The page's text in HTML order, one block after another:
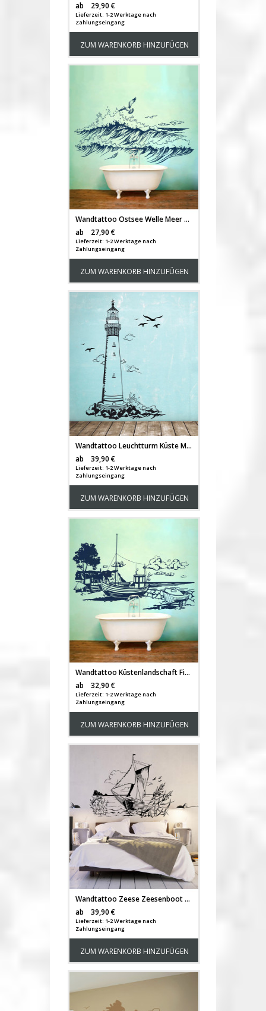
ab
29,90 €
Lieferzeit: 1-2 Werktage nach
Zahlungseingang
ZUM WARENKORB HINZUFÜGEN
Wandtattoo Ostsee Welle Meer Küste Möwe See M1913
ab
27,90 €
Lieferzeit: 1-2 Werktage nach
Zahlungseingang
ZUM WARENKORB HINZUFÜGEN
Wandtattoo Leuchtturm Küste Meer Möwen M1465
ab
39,90 €
Lieferzeit: 1-2 Werktage nach
Zahlungseingang
ZUM WARENKORB HINZUFÜGEN
Wandtattoo Küstenlandschaft Fischerdorf Rügen Kreidefelsen Arkona Vilm M1981
ab
32,90 €
Lieferzeit: 1-2 Werktage nach
Zahlungseingang
ZUM WARENKORB HINZUFÜGEN
Wandtattoo Zeese Zeesenboot Schiff Segler Küste Meer Schilf M1451
ab
39,90 €
Lieferzeit: 1-2 Werktage nach
Zahlungseingang
ZUM WARENKORB HINZUFÜGEN